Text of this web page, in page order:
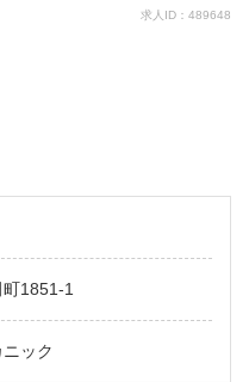
求人ID：489648
1851-1
ック